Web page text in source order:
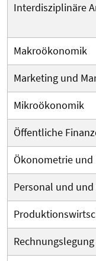
Interdisziplinäre
Makroökonomik
Marketing und
Mikroökonomik
Öffentliche
Ökonometrie und
Personal und